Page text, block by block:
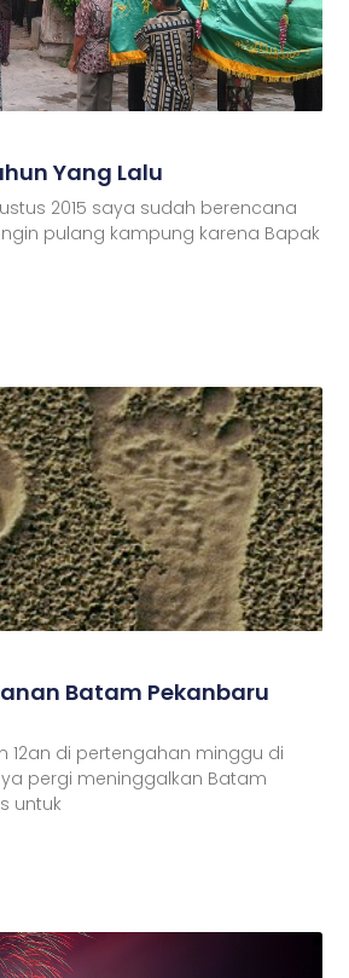
Yang Lalu
2015 saya sudah berencana
pulang kampung karena Bapak
Batam Pekanbaru
12an di pertengahan minggu di
pergi meninggalkan Batam
untuk